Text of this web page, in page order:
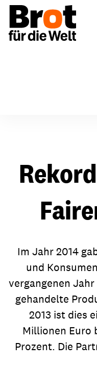
Im Jahr 2014
und
vergangenen
gehandelte
2013 ist dies
Millionen Euro
Prozent. Die